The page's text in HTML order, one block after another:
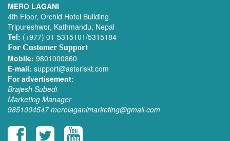
MERO LAGANI
4th Floor, Orchid Hotel Building
Tripureshwor, Kathmandu, Nepal
Tel: (+977) 01-5315101/5315184
For Customer Support
Mobile: 9801000860
E-mail: support@asteriskt.com
For advertisement:
Brajesh Subedi
Marketing Manager
9851004547 merolaganimarketing@gmail.com